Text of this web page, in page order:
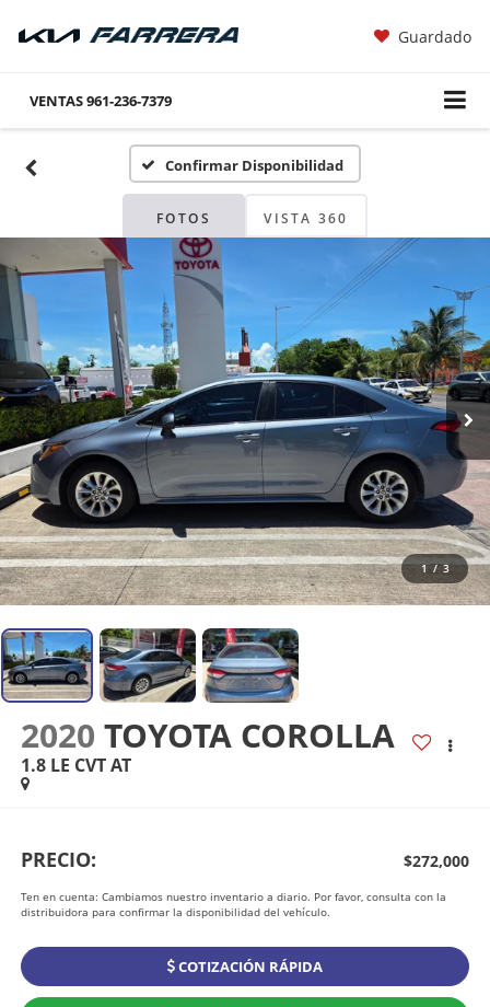
Guardado
VENTAS961-236-7379
Confirmar Disponibilidad
FOTOS VISTA 360
1 / 3
2020 TOYOTA COROLLA
1.8 LE CVT AT
PRECIO: $272,000
Ten en cuenta: Cambiamos nuestro inventario a diario. Por favor, consulta con la
distribuidora para confirmar la disponibilidad del vehículo.
COTIZACIÓN RÁPIDA